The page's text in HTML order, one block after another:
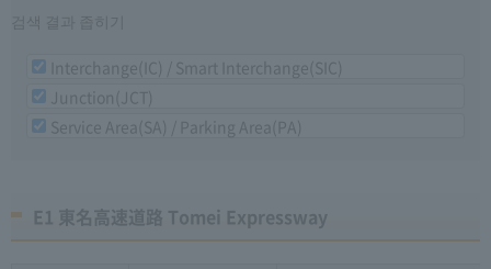
Interchange(IC) / Smart Interchange(SIC)
Junction(JCT)
Service Area(SA) / Parking Area(PA)
E1 東名高速道路 Tomei Expressway